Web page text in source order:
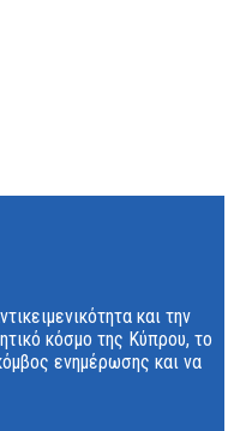
και την
κόσμο της Κύπρου, το
ενημέρωσης και να